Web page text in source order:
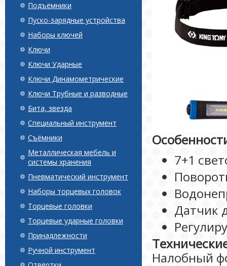
Подъёмники
Пуско-зарядные устройства
Наборы ключей
Ключи
Ключи Ударные
Ключи Динамометрические
Ключи Трубные и разводные
Бита, звезда
Специальный инструмент
Съёмники
Металлическая мебель и
системы хранения
Пневматический инструмент
Наборы торцевых головок
Торцевые головки
Торцевые ударные головки
Принадлежности
Ручной инструмент
7+1
Датчик
Налобный